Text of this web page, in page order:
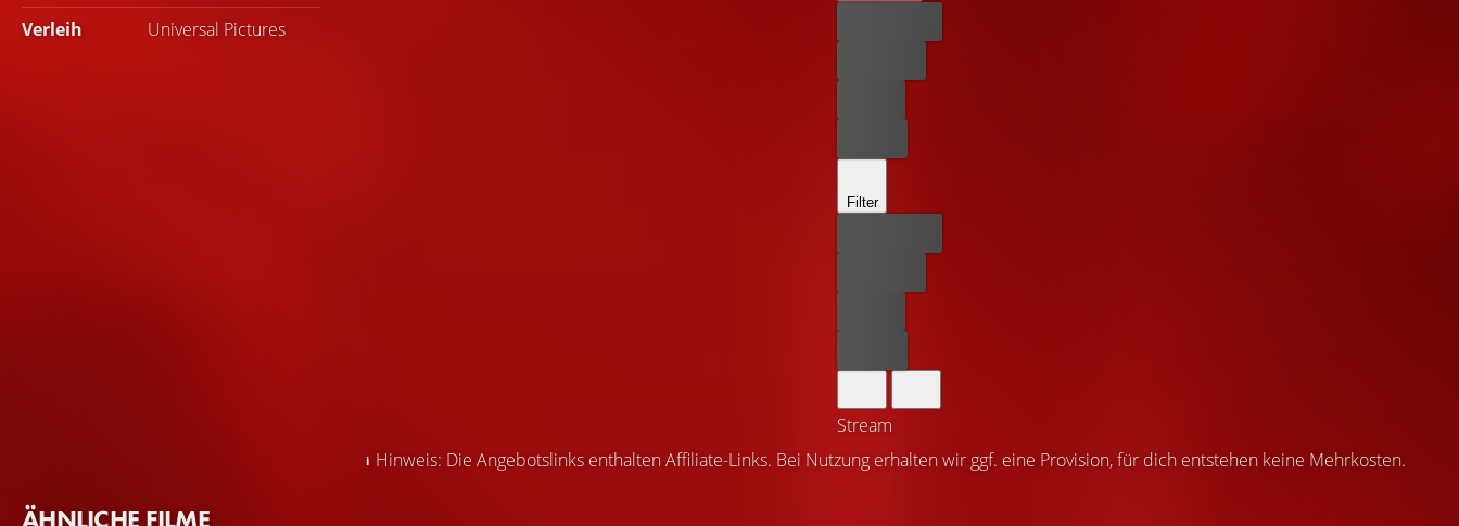
Verleih
Universal Pictures
Filter
Stream
Hinweis: Die Angebotslinks enthalten Affiliate-Links. Bei Nutzung erhalten wir ggf. eine Provision, für dich entstehen keine Mehrkosten.
ÄHNLICHE FILME